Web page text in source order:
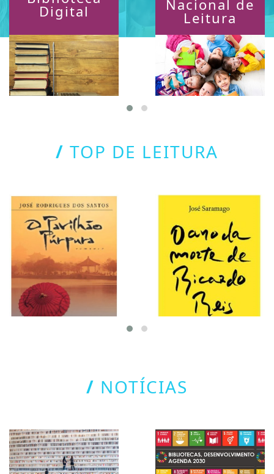
Digital
Consulte aqui
Nacional de
Leitura
Lista de livros do
PNL
/ TOP DE LEITURA
/ NOTÍCIAS